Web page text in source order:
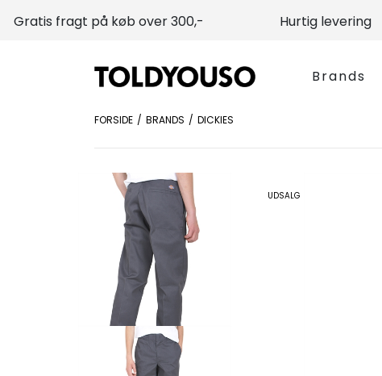
Gratis fragt på køb over 300,- Hurtig levering
Brands
FORSIDE BRANDS DICKIES
UDSALG